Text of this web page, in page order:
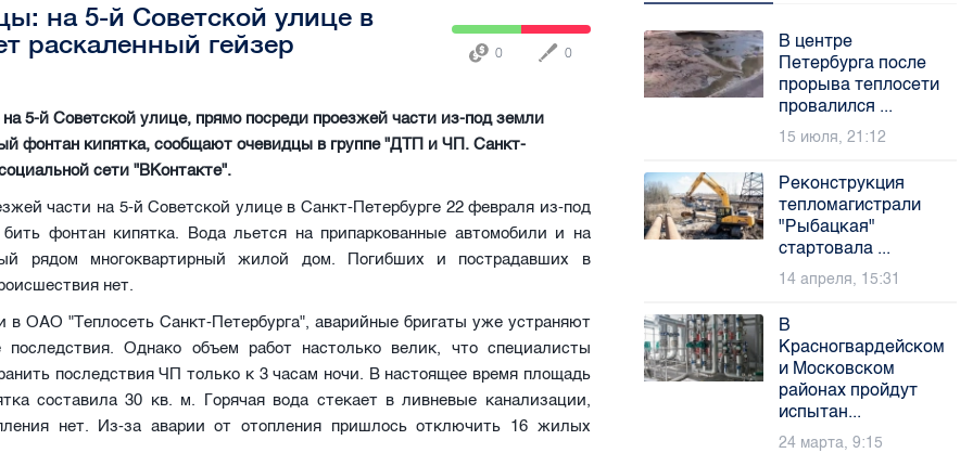
на 5-й Советской улице в
раскаленный гейзер
0 0
на 5-й Советской улице, прямо посреди проезжей части из-под земли
фонтан кипятка, сообщают очевидцы в группе "ДТП и ЧП. Санкт-
сети "ВКонтакте".
части на 5-й Советской улице в Санкт-Петербурге 22 февраля из-под
фонтан кипятка. Вода льется на припаркованные автомобили и на
рядом многоквартирный жилой дом. Погибших и пострадавших в
нет.
в ОАО "Теплосеть Санкт-Петербурга", аварийные бригаты уже устраняют
Однако объем работ настолько велик, что специалисты
последствия ЧП только к 3 часам ночи. В настоящее время площадь
составила 30 кв. м. Горячая вода стекает в ливневые канализации,
нет. Из-за аварии от отопления пришлось отключить 16 жилых
В центре
Петербурга после
прорыва теплосети
провалился ...
15 июля, 21:12
Реконструкция
тепломагистрали
"Рыбацкая"
стартовала ...
14 апреля, 15:31
В
Красногвардейском
и Московском
районах пройдут
испытан...
24 марта, 9:15